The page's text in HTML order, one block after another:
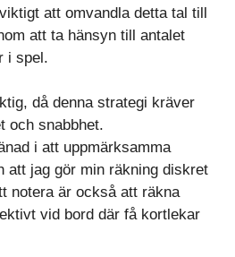
att omvandla detta tal till
att ta hänsyn till antalet
i spel.
då denna strategi kräver
och snabbhet.
i att uppmärksamma
att jag gör min räkning diskret
notera är också att räkna
vid bord där få kortlekar